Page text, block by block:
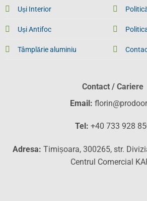
Uși Interior
Uși Antifoc
Tâmplărie aluminiu
Contact / Cariere
Email:
Tel: +40 733 928
Adresa: Timișoara, 300265, str.
Centrul Comercial